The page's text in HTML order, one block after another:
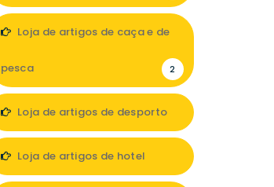
Loja de artigos de caça e de
pesca 2
Loja de artigos de desporto
Loja de artigos de hotel